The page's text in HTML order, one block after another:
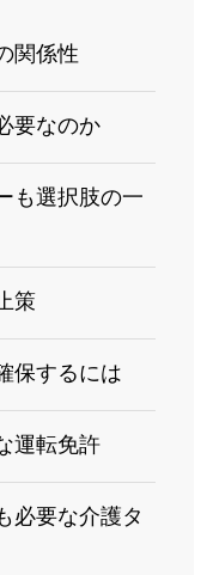
関係性
要なのか
も選択肢の一
策
保するには
運転免許
必要な介護タ